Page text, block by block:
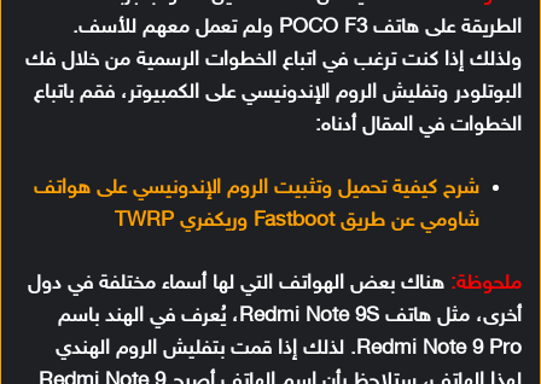
الطريقة على هاتف POCO F3 ولم تعمل معهم للأسف.
ولذلك إذا كنت ترغب في اتباع الخطوات الرسمية من خلال فك
البوتلودر وتفليش الروم الإندونيسي على الكمبيوتر، فقم باتباع
الخطوات في المقال أدناه:
شرح كيفية تحميل وتثبيت الروم الإندونيسي على هواتف
شاومي عن طريق Fastboot وريكفري TWRP
ملحوظة: هناك بعض الهواتف التي لها أسماء مختلفة في دول
أخرى، مثل هاتف Redmi Note 9S، يُعرف في الهند باسم
Redmi Note 9 Pro. لذلك إذا قمت بتفليش الروم الهندي